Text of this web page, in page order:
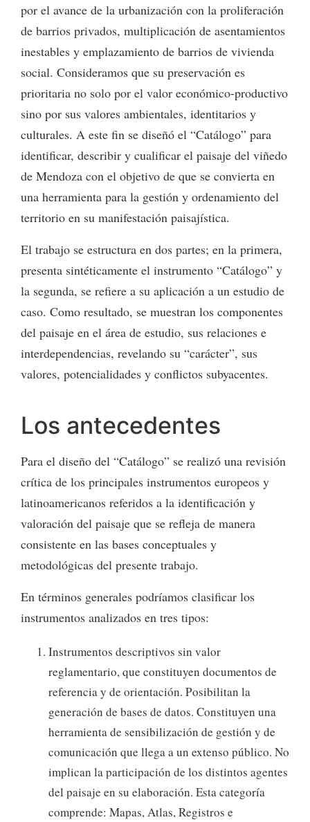
por el avance de la urbanización con la proliferación
de barrios privados, multiplicación de asentamientos
inestables y emplazamiento de barrios de vivienda
social. Consideramos que su preservación es
prioritaria no solo por el valor económico-productivo
sino por sus valores ambientales, identitarios y
culturales. A este fin se diseñó el “Catálogo” para
identificar, describir y cualificar el paisaje del viñedo
de Mendoza con el objetivo de que se convierta en
una herramienta para la gestión y ordenamiento del
territorio en su manifestación paisajística.
El trabajo se estructura en dos partes; en la primera,
presenta sintéticamente el instrumento “Catálogo” y
la segunda, se refiere a su aplicación a un estudio de
caso. Como resultado, se muestran los componentes
del paisaje en el área de estudio, sus relaciones e
interdependencias, revelando su “carácter”, sus
valores, potencialidades y conflictos subyacentes.
Los antecedentes
Para el diseño del “Catálogo” se realizó una revisión
crítica de los principales instrumentos europeos y
latinoamericanos referidos a la identificación y
valoración del paisaje que se refleja de manera
consistente en las bases conceptuales y
metodológicas del presente trabajo.
En términos generales podríamos clasificar los
instrumentos analizados en tres tipos:
Instrumentos descriptivos sin valor
reglamentario, que constituyen documentos de
referencia y de orientación. Posibilitan la
generación de bases de datos. Constituyen una
herramienta de sensibilización de gestión y de
comunicación que llega a un extenso público. No
implican la participación de los distintos agentes
del paisaje en su elaboración. Esta categoría
comprende: Mapas, Atlas, Registros e